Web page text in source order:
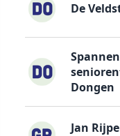
De
Dongen
Jan